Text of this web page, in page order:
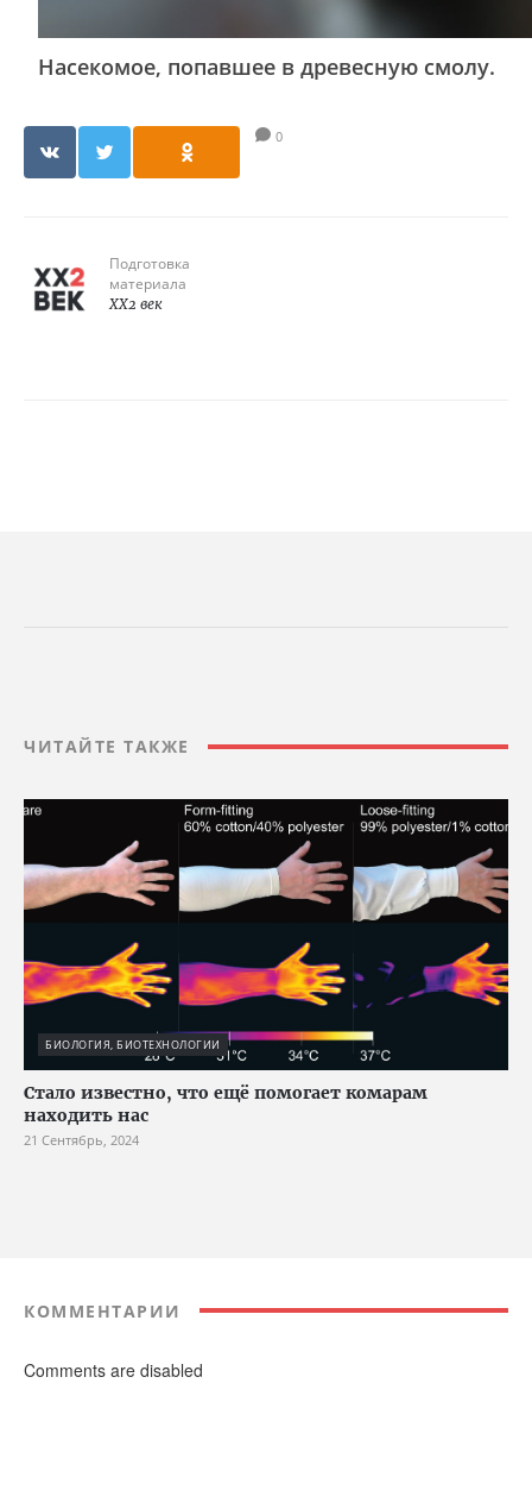
Насекомое, попавшее в древесную смолу.
0
Подготовка
материала
XX2 век
ЧИТАЙТЕ ТАКЖЕ
БИОЛОГИЯ, БИОТЕХНОЛОГИИ
Стало известно, что ещё помогает комарам
находить нас
21 Сентябрь, 2024
КОММЕНТАРИИ
Comments are disabled